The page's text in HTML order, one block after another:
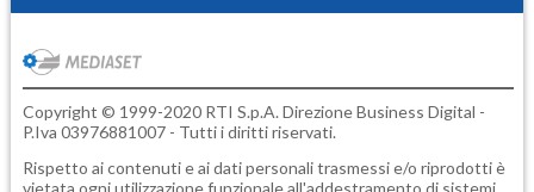
Copyright © 1999-2020 RTI S.p.A. Direzione Business Digital -
P.Iva 03976881007 - Tutti i diritti riservati.
Rispetto ai contenuti e ai dati personali trasmessi e/o riprodotti è
vietata ogni utilizzazione funzionale all'addestramento di sistemi